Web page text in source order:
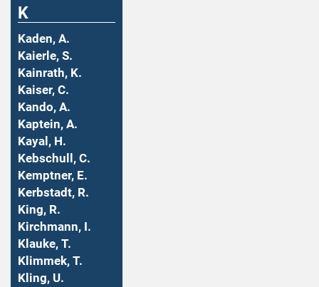
K
Kaden, A.
Kaierle, S.
Kainrath, K.
Kaiser, C.
Kando, A.
Kaptein, A.
Kayal, H.
Kebschull, C.
Kemptner, E.
Kerbstadt, R.
King, R.
Kirchmann, I.
Klauke, T.
Klimmek, T.
Kling, U.